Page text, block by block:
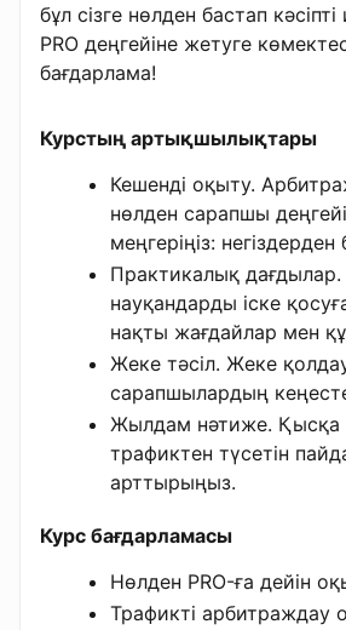
бұл сізге нөлден бастап
PRO деңгейіне жетуге
бағдарлама!
Курстың артықшылықтары
Кешенді оқыту.
нөлден сарапшы
меңгеріңіз: негіздерден
Практикалық
науқандарды іске
нақты жағдайлар мен
Жеке тәсіл. Жеке
сарапшылардың
Жылдам нәтиже. Қысқа
трафиктен түсетін
арттырыңыз.
Курс бағдарламасы
Нөлден PRO-ға дейін
Трафикті арбитраждау